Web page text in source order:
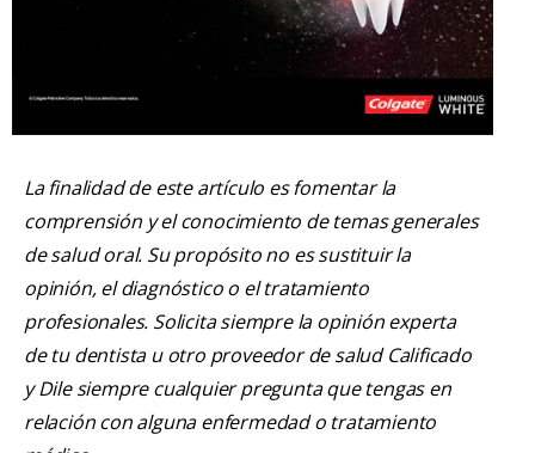
La finalidad de este artículo es fomentar la
comprensión y el conocimiento de temas generales
de salud oral. Su propósito no es sustituir la
opinión, el diagnóstico o el tratamiento
profesionales. Solicita siempre la opinión experta
de tu dentista u otro proveedor de salud Calificado
y Dile siempre cualquier pregunta que tengas en
relación con alguna enfermedad o tratamiento